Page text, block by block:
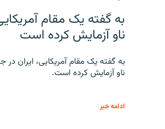
به گفته یک مقام
ناو آزمایش کرده است
به گفته یک مقام آمریکایی، ایران
ناو آزمایش کرده است.
ادامه خبر